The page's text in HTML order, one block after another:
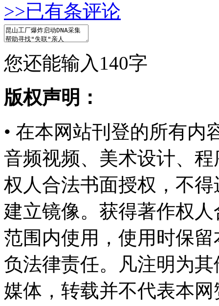
>>已有条评论
您还能输入 140字
版权声明：
• 在本网站刊登的所有内
音频视频、美术设计、
权人合法书面授权，不
建立镜像。获得著作权
范围内使用，使用时保
负法律责任。凡注明为
媒体，转载并不代表本